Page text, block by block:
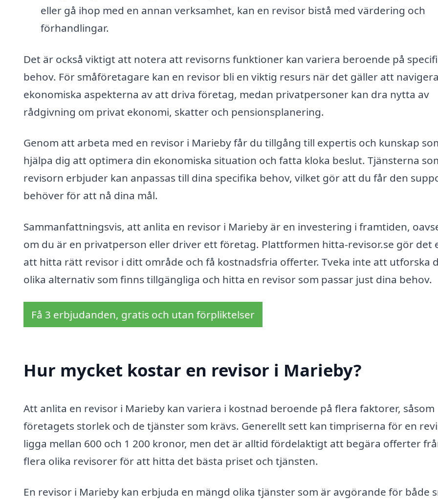
eller gå ihop med en annan verksamhet, kan en revisor bistå med värdering och
förhandlingar.
Det är också viktigt att notera att revisorns funktioner kan variera beroende på
behov. För småföretagare kan en revisor bli en viktig resurs när det gäller att
ekonomiska aspekterna av att driva företag, medan privatpersoner kan dra nytta av
rådgivning om privat ekonomi, skatter och pensionsplanering.
Genom att arbeta med en revisor i Marieby får du tillgång till expertis och kunskap
hjälpa dig att optimera din ekonomiska situation och fatta kloka beslut. Tjänsterna
revisorn erbjuder kan anpassas till dina specifika behov, vilket gör att du får den
behöver för att nå dina mål.
Sammanfattningsvis, att anlita en revisor i Marieby är en investering i framtiden,
om du är en privatperson eller driver ett företag. Plattformen hitta-revisor.se gör det
att hitta rätt revisor i ditt område och få kostnadsfria offerter. Tveka inte att utforska
olika alternativ som finns tillgängliga och hitta en revisor som passar just dina behov.
Få 3 erbjudanden, gratis och utan förpliktelser
Hur mycket kostar en revisor i Marieby?
Att anlita en revisor i Marieby kan variera i kostnad beroende på flera faktorer, såsom
företagets storlek och de tjänster som krävs. Generellt sett kan timpriserna för en
ligga mellan 600 och 1 200 kronor, men det är alltid fördelaktigt att begära offerter
flera olika revisorer för att hitta det bästa priset och tjänsten.
En revisor i Marieby kan erbjuda en mängd olika tjänster som är avgörande för både